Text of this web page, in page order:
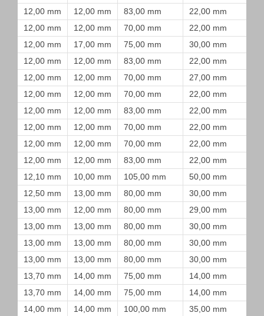
12,00 mm
12,00 mm 83,00 mm
22,00 mm
12,00 mm
12,00 mm 70,00 mm
22,00 mm
12,00 mm
17,00 mm 75,00 mm
30,00 mm
12,00 mm
12,00 mm 83,00 mm
22,00 mm
12,00 mm
12,00 mm 70,00 mm
27,00 mm
12,00 mm
12,00 mm 70,00 mm
22,00 mm
12,00 mm
12,00 mm 83,00 mm
22,00 mm
12,00 mm
12,00 mm 70,00 mm
22,00 mm
12,00 mm
12,00 mm 70,00 mm
22,00 mm
12,00 mm
12,00 mm 83,00 mm
22,00 mm
12,10 mm
10,00 mm 105,00 mm
50,00 mm
12,50 mm
13,00 mm 80,00 mm
30,00 mm
13,00 mm
12,00 mm 80,00 mm
29,00 mm
13,00 mm
13,00 mm 80,00 mm
30,00 mm
13,00 mm
13,00 mm 80,00 mm
30,00 mm
13,00 mm
13,00 mm 80,00 mm
30,00 mm
13,70 mm
14,00 mm 75,00 mm
14,00 mm
13,70 mm
14,00 mm 75,00 mm
14,00 mm
14,00 mm
14,00 mm 100,00 mm
35,00 mm